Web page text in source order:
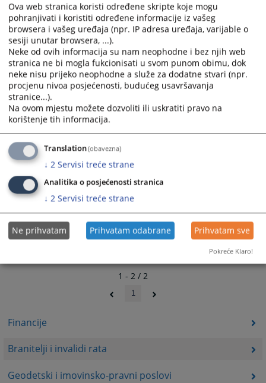
Financije
Branitelji i invalidi rata
Geodetski i imovinsko-pravni poslovi
question
mark
key
to
get
the
keyboard
shortcuts
for
changing
dates.
question
mark
key
to
get
the
keyboard
for
1 - 2 / 2
1
Ova web stranica koristi određene skripte koje mogu
pohranjivati i koristiti određene informacije iz vašeg
browsera i vašeg uređaja (npr. IP adresa uređaja, varijable o
sesiji unutar browsera, ...).
Neke od ovih informacija su nam neophodne i bez njih web
stranica ne bi mogla fukcionisati u svom punom obimu, dok
neke nisu prijeko neophodne a služe za dodatne stvari (npr.
procjenu nivoa posjećenosti, budućeg usavršavanja
stranice...).
Na ovom mjestu možete dozvoliti ili uskratiti pravo na
korištenje tih informacija.
Translation(obavezna)
↓ 2 Servisi treće strane
Analitika o posjećenosti stranica
↓ 2 Servisi treće strane
Ne prihvatam Prihvatam odabrane Prihvatam sve
Pokreće Klaro!